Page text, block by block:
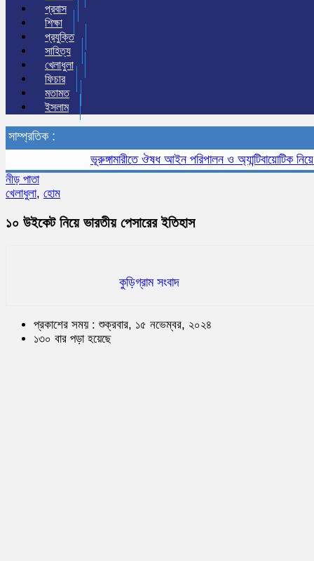
প্রবাস
শিক্ষা
প্রযুক্তি
সাহিত্য
খেলাধুলা
ফিচার
মতামত
ইসলাম
সাম্প্রতিক :
ভূরুঙ্গামারীতে ঔষধ আইন পরিপালন ও অ্যান্টিবায়োটিক নিয়ে
নীড় পাতা
খেলাধুলা, হোম
১০ উইকেট নিয়ে ভারতীয় পেসারের ইতিহাস
কুড়িগ্রাম সংবাদ
প্রকাশের সময় : শুক্রবার, ১৫ নভেম্বর, ২০২৪
১৩০ বার পড়া হয়েছে